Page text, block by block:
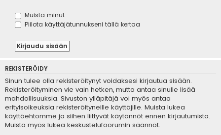
Muista minut
Piilota käyttäjätunnukseni tällä kertaa
REKISTERÖIDY
Sinun tulee olla rekisteröitynyt voidaksesi kirjautua sisään.
Rekisteröityminen vie vain hetken, mutta antaa sinulle lisää
mahdollisuuksia. Sivuston ylläpitäjä voi myös antaa
erityisoikeuksia rekisteröityneille käyttäjille. Muista lukea
käyttöehtomme ja siihen liittyvät käytännöt ennen kirjautumista.
Muista myös lukea keskustelufoorumin säännöt.